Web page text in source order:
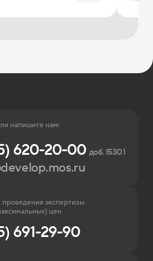
напишите нам:
620-20-00 доб. 15301
экспертизы
цен
691-29-90